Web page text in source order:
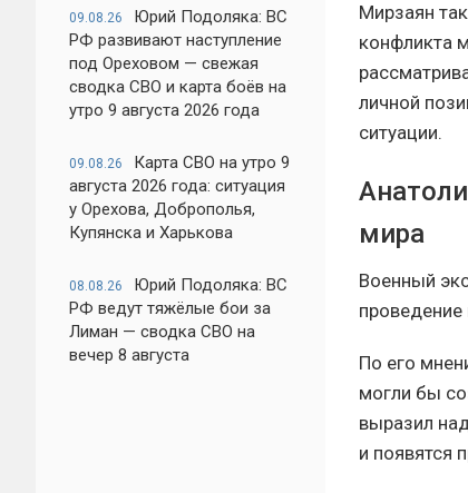
09.08.26
Юрий Подоляка: ВС
РФ развивают наступление
под Ореховом — свежая
сводка СВО и карта боёв на
утро 9 августа 2026 года
09.08.26
Карта СВО на утро 9
августа 2026 года: ситуация
у Орехова, Доброполья,
Купянска и Харькова
08.08.26
Юрий Подоляка: ВС
РФ ведут тяжёлые бои за
Лиман — сводка СВО на
вечер 8 августа
Мирзаян
конфликта
личной
ситуации.
мира
Военный
проведение
По его
могли бы
выразил
и появятся